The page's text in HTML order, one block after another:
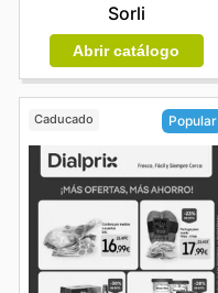
Sorli
Abrir catálogo
Caducado Popular